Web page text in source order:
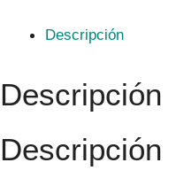
Descripción
Descripción
Descripción